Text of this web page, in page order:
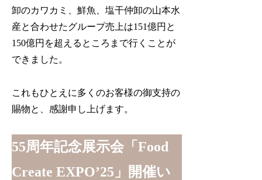
卸のカワカミ、鮮魚、塩干仲卸の山本水
産と合わせたグループ売上は151億円と
150億円を超えるところまで行くことが
できました。
これもひとえに多くのお客様の御支持の
賜物と、感謝申し上げます。
55周年記念展示会「Food
Create EXPO’25」開催い